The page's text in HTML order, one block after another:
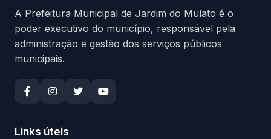
A Prefeitura Municipal de Jardim do Mulato é o
poder executivo do município, responsável pela
administração e gestão dos serviços públicos
municipais.
Links úteis